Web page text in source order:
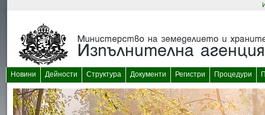
Новини Дейности Структура Документи Регистри Процедури